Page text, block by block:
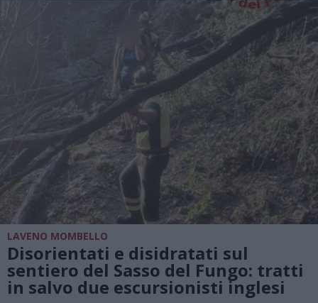
LAVENO MOMBELLO
Disorientati e disidratati sul
sentiero del Sasso del Fungo: tratti
in salvo due escursionisti inglesi